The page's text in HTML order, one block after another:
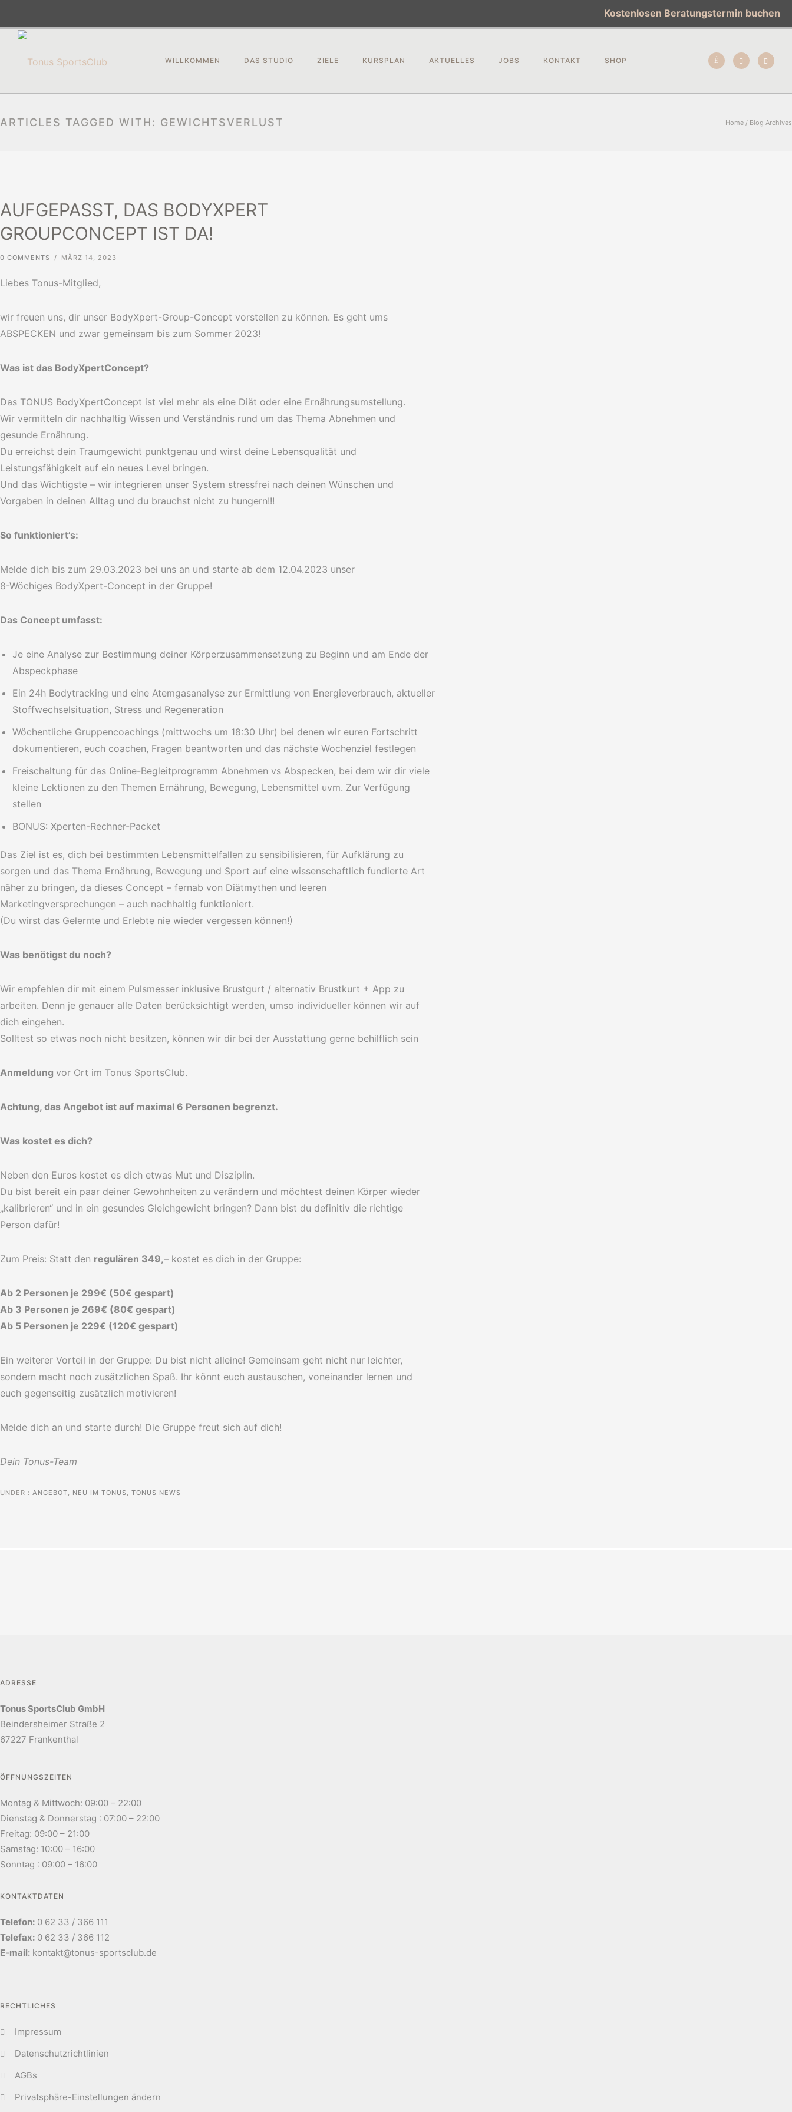
Kostenlosen Beratungstermin buchen
WILLKOMMEN DAS STUDIO ZIELE KURSPLAN AKTUELLES JOBS KONTAKT SHOP
ARTICLES TAGGED WITH: GEWICHTSVERLUST Home / Blog Archives
AUFGEPASST, DAS BODYXPERT
GROUPCONCEPT IST DA!
0 COMMENTS / MÄRZ 14, 2023
Liebes Tonus-Mitglied,
wir freuen uns, dir unser BodyXpert-Group-Concept vorstellen zu können. Es geht ums
ABSPECKEN und zwar gemeinsam bis zum Sommer 2023!
Was ist das BodyXpertConcept?
Das TONUS BodyXpertConcept ist viel mehr als eine Diät oder eine Ernährungsumstellung.
Wir vermitteln dir nachhaltig Wissen und Verständnis rund um das Thema Abnehmen und
gesunde Ernährung.
Du erreichst dein Traumgewicht punktgenau und wirst deine Lebensqualität und
Leistungsfähigkeit auf ein neues Level bringen.
Und das Wichtigste – wir integrieren unser System stressfrei nach deinen Wünschen und
Vorgaben in deinen Alltag und du brauchst nicht zu hungern!!!
So funktioniert’s:
Melde dich bis zum 29.03.2023 bei uns an und starte ab dem 12.04.2023 unser
8-Wöchiges BodyXpert-Concept in der Gruppe!
Das Concept umfasst:
Je eine Analyse zur Bestimmung deiner Körperzusammensetzung zu Beginn und am Ende der
Abspeckphase
Ein 24h Bodytracking und eine Atemgasanalyse zur Ermittlung von Energieverbrauch, aktueller
Stoffwechselsituation, Stress und Regeneration
Wöchentliche Gruppencoachings (mittwochs um 18:30 Uhr) bei denen wir euren Fortschritt
dokumentieren, euch coachen, Fragen beantworten und das nächste Wochenziel festlegen
Freischaltung für das Online-Begleitprogramm Abnehmen vs Abspecken, bei dem wir dir viele
kleine Lektionen zu den Themen Ernährung, Bewegung, Lebensmittel uvm. Zur Verfügung
stellen
BONUS: Xperten-Rechner-Packet
Das Ziel ist es, dich bei bestimmten Lebensmittelfallen zu sensibilisieren, für Aufklärung zu
sorgen und das Thema Ernährung, Bewegung und Sport auf eine wissenschaftlich fundierte Art
näher zu bringen, da dieses Concept – fernab von Diätmythen und leeren
Marketingversprechungen – auch nachhaltig funktioniert.
(Du wirst das Gelernte und Erlebte nie wieder vergessen können!)
Was benötigst du noch?
Wir empfehlen dir mit einem Pulsmesser inklusive Brustgurt / alternativ Brustkurt + App zu
arbeiten. Denn je genauer alle Daten berücksichtigt werden, umso individueller können wir auf
dich eingehen.
Solltest so etwas noch nicht besitzen, können wir dir bei der Ausstattung gerne behilflich sein
Anmeldung vor Ort im Tonus SportsClub.
Achtung, das Angebot ist auf maximal 6 Personen begrenzt.
Was kostet es dich?
Neben den Euros kostet es dich etwas Mut und Disziplin.
Du bist bereit ein paar deiner Gewohnheiten zu verändern und möchtest deinen Körper wieder
„kalibrieren“ und in ein gesundes Gleichgewicht bringen? Dann bist du definitiv die richtige
Person dafür!
Zum Preis: Statt den regulären 349,– kostet es dich in der Gruppe:
Ab 2 Personen je 299€ (50€ gespart)
Ab 3 Personen je 269€ (80€ gespart)
Ab 5 Personen je 229€ (120€ gespart)
Ein weiterer Vorteil in der Gruppe: Du bist nicht alleine! Gemeinsam geht nicht nur leichter,
sondern macht noch zusätzlichen Spaß. Ihr könnt euch austauschen, voneinander lernen und
euch gegenseitig zusätzlich motivieren!
Melde dich an und starte durch! Die Gruppe freut sich auf dich!
Dein Tonus-Team
UNDER : ANGEBOT, NEU IM TONUS, TONUS NEWS
ADRESSE
Tonus SportsClub GmbH
Beindersheimer Straße 2
67227 Frankenthal
ÖFFNUNGSZEITEN
Montag & Mittwoch: 09:00 – 22:00
Dienstag & Donnerstag : 07:00 – 22:00
Freitag: 09:00 – 21:00
Samstag: 10:00 – 16:00
Sonntag : 09:00 – 16:00
KONTAKTDATEN
Telefon: 0 62 33 / 366 111
Telefax: 0 62 33 / 366 112
E-mail: kontakt@tonus-sportsclub.de
RECHTLICHES
Impressum
Datenschutzrichtlinien
AGBs
Privatsphäre-Einstellungen ändern